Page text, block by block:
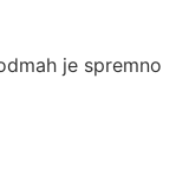
je spremno